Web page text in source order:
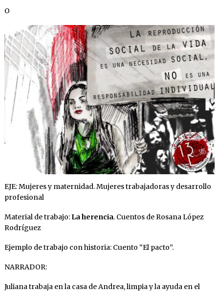
O
EJE: Mujeres y maternidad. Mujeres trabajadoras y desarrollo
profesional
Material de trabajo: La herencia. Cuentos de Rosana López
Rodríguez
Ejemplo de trabajo con historia: Cuento “El pacto”.
NARRADOR:
Juliana trabaja en la casa de Andrea, limpia y la ayuda en el